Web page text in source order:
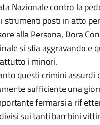
Nazionale contro la
strumenti posti in atto
alla Persona, Dora
si stia aggravando e
i minori.
questi crimini
sufficiente una
fermarsi a
sui tanti bambini